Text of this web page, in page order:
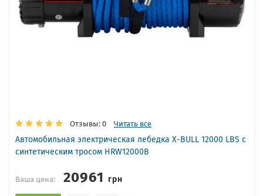
Отзывы: 0 Читать все
Автомобильная электрическая лебедка X-BULL 12000 LBS с
синтетическим тросом HRW12000B
Ваша цена: 20961грн